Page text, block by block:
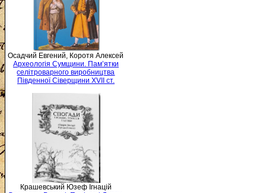
Осадчий Евгений, Коротя Алексей
Археологія Сумщини. Пам’ятки
селітроварного виробництва
Південної Сіверщини XVII ст.
Крашевський Юзеф Ігнацій